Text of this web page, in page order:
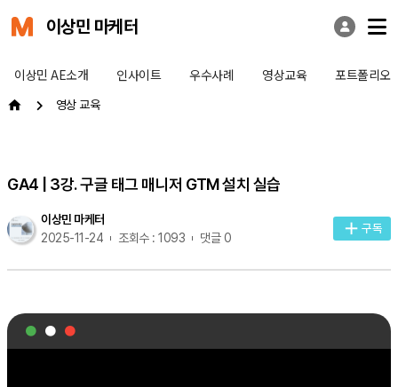
이상민 마케터
이상민 AE소개 인사이트 우수사례 영상교육 포트폴리오
영상 교육
GA4 | 3강. 구글 태그 매니저 GTM 설치 실습
이상민 마케터
2025-11-24
조회수 : 1093 댓글 0
구독